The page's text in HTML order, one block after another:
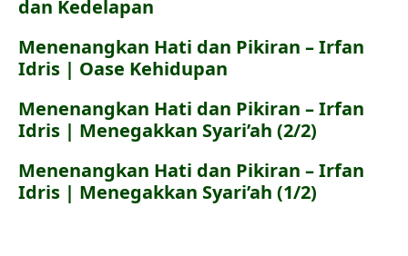
dan Kedelapan
Menenangkan Hati dan Pikiran – Irfan
Idris | Oase Kehidupan
Menenangkan Hati dan Pikiran – Irfan
Idris | Menegakkan Syari’ah (2/2)
Menenangkan Hati dan Pikiran – Irfan
Idris | Menegakkan Syari’ah (1/2)